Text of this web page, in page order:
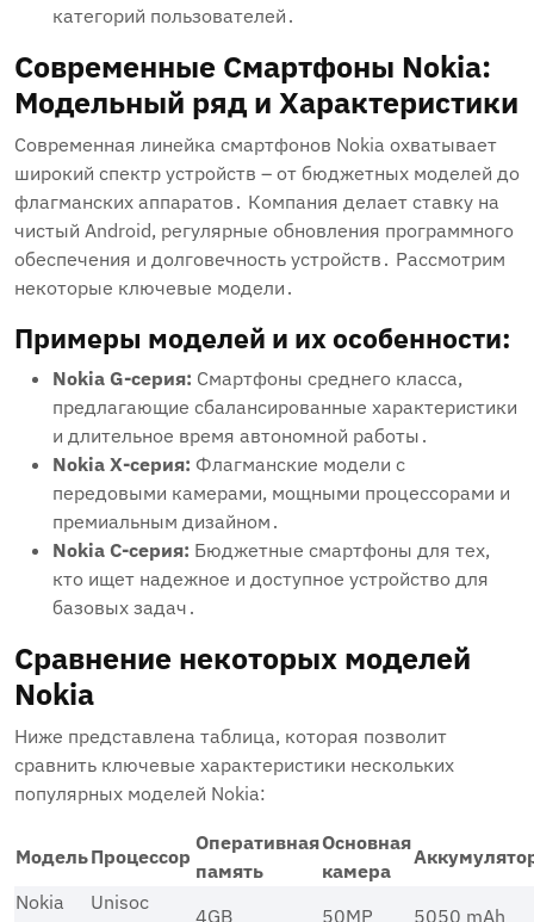
категорий пользователей․
Современные Смартфоны Nokia:
Модельный ряд и Характеристики
Современная линейка смартфонов Nokia охватывает
широкий спектр устройств – от бюджетных моделей до
флагманских аппаратов․ Компания делает ставку на
чистый Android, регулярные обновления программного
обеспечения и долговечность устройств․ Рассмотрим
некоторые ключевые модели․
Примеры моделей и их особенности:
Nokia G-серия: Смартфоны среднего класса,
предлагающие сбалансированные характеристики
и длительное время автономной работы․
Nokia X-серия: Флагманские модели с
передовыми камерами, мощными процессорами и
премиальным дизайном․
Nokia C-серия: Бюджетные смартфоны для тех,
кто ищет надежное и доступное устройство для
базовых задач․
Сравнение некоторых моделей
Nokia
Ниже представлена таблица, которая позволит
сравнить ключевые характеристики нескольких
популярных моделей Nokia:
МодельПроцессор
Оперативная
память
Основная
камера
Nokia
Unisoc
4GB 50MP 5050 mAh